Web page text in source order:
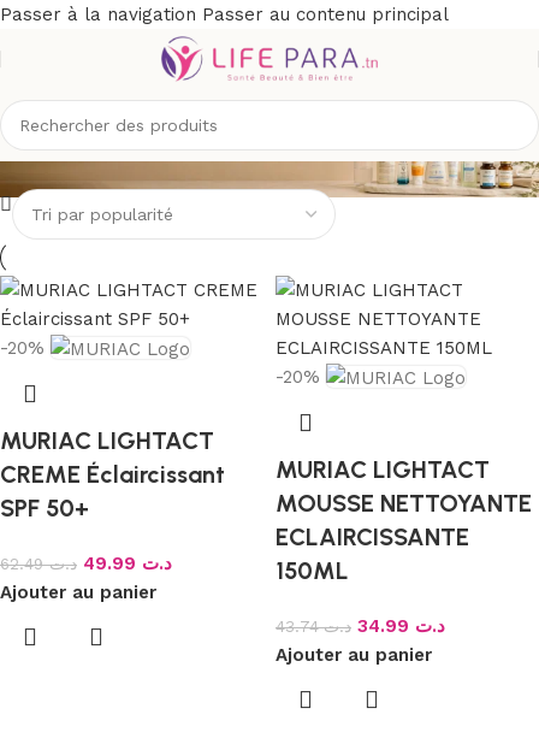
Passer à la navigation Passer au contenu principal
MURIAC
-20%
MURIAC LIGHTACT
CREME Éclaircissant
SPF 50+
د.ت62.49 د.ت
Ajouter au panier
-20%
MURIAC LIGHTACT
MOUSSE NETTOYANTE
ECLAIRCISSANTE
150ML
د.ت43.74 د.ت
Ajouter au panier